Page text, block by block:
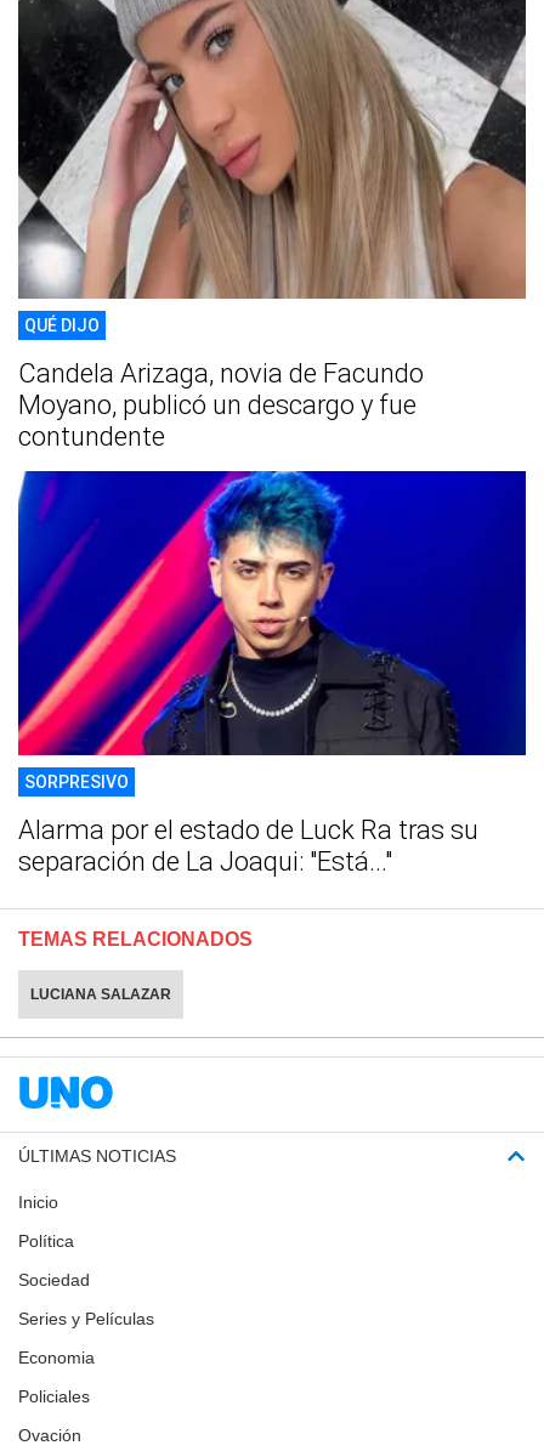
QUÉ DIJO
Candela Arizaga, novia de Facundo
Moyano, publicó un descargo y fue
contundente
SORPRESIVO
Alarma por el estado de Luck Ra tras su
separación de La Joaqui: "Está..."
TEMAS RELACIONADOS
LUCIANA SALAZAR
ÚLTIMAS NOTICIAS
Inicio
Política
Sociedad
Series y Películas
Economia
Policiales
Ovación